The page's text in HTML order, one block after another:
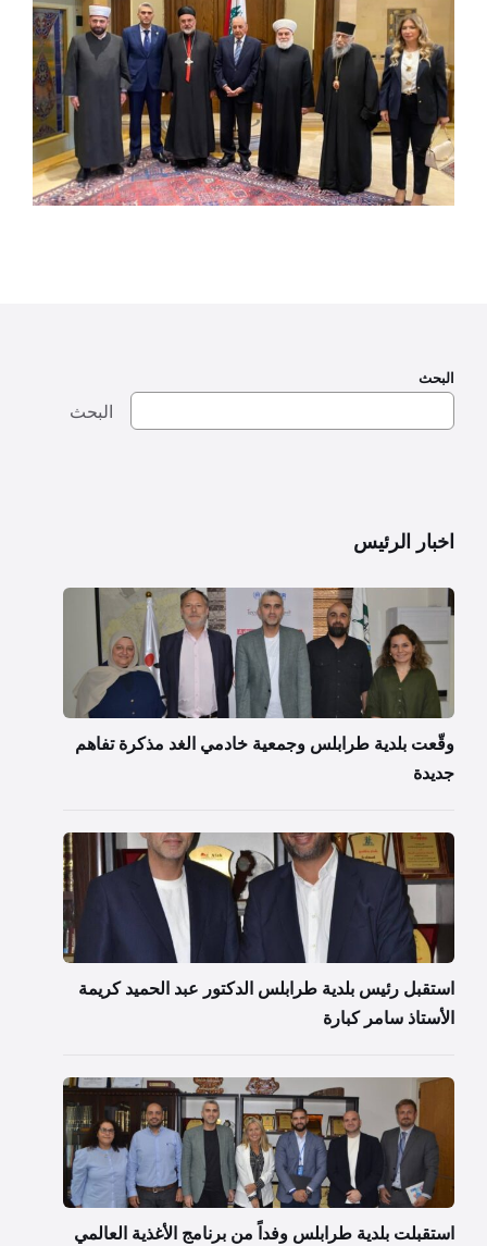
البحث
البحث
اخبار الرئيس
وقّعت بلدية طرابلس وجمعية خادمي الغد مذكرة تفاهم
جديدة
استقبل رئيس بلدية طرابلس الدكتور عبد الحميد كريمة
الأستاذ سامر كبارة
استقبلت بلدية طرابلس وفداً من برنامج الأغذية العالمي